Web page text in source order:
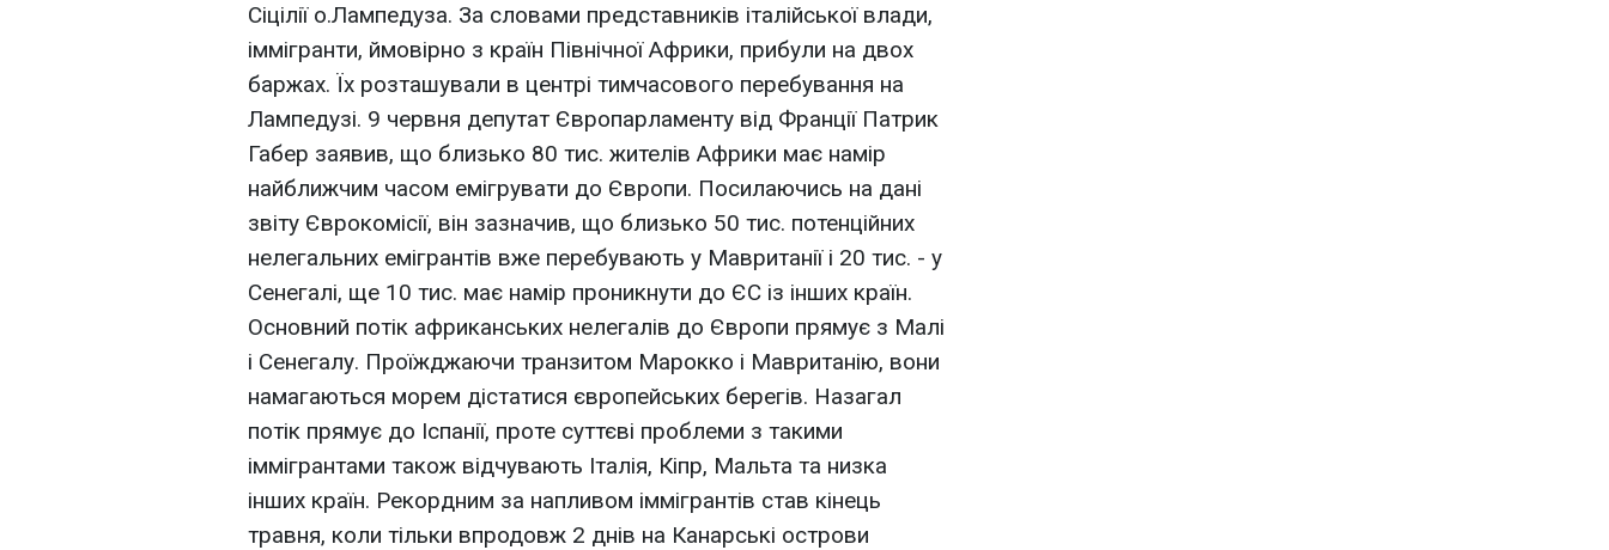
Сіцілії о.Лампедуза. За словами представників італійської влади,
іммігранти, ймовірно з країн Північної Африки, прибули на двох
баржах. Їх розташували в центрі тимчасового перебування на
Лампедузі. 9 червня депутат Європарламенту від Франції Патрик
Габер заявив, що близько 80 тис. жителів Африки має намір
найближчим часом емігрувати до Європи. Посилаючись на дані
звіту Єврокомісії, він зазначив, що близько 50 тис. потенційних
нелегальних емігрантів вже перебувають у Мавританії і 20 тис. - у
Сенегалі, ще 10 тис. має намір проникнути до ЄС із інших країн.
Основний потік африканських нелегалів до Європи прямує з Малі
і Сенегалу. Проїжджаючи транзитом Марокко і Мавританію, вони
намагаються морем дістатися європейських берегів. Назагал
потік прямує до Іспанії, проте суттєві проблеми з такими
іммігрантами також відчувають Італія, Кіпр, Мальта та низка
інших країн. Рекордним за напливом іммігрантів став кінець
травня, коли тільки впродовж 2 днів на Канарські острови